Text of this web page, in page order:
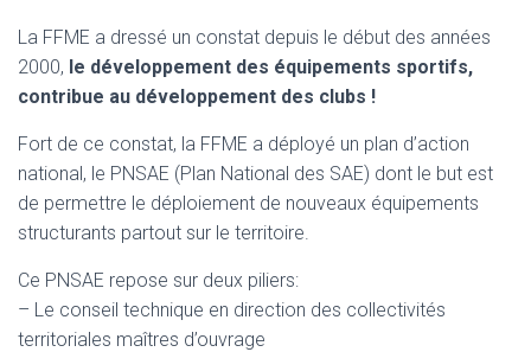
La FFME a dressé un constat depuis le début des années
2000, le développement des équipements sportifs,
contribue au développement des clubs !
Fort de ce constat, la FFME a déployé un plan d’action
national, le PNSAE (Plan National des SAE) dont le but est
de permettre le déploiement de nouveaux équipements
structurants partout sur le territoire.
Ce PNSAE repose sur deux piliers:
– Le conseil technique en direction des collectivités
territoriales maîtres d’ouvrage